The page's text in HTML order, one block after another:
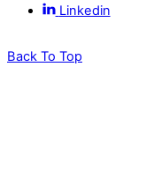
Linkedin
Back To Top